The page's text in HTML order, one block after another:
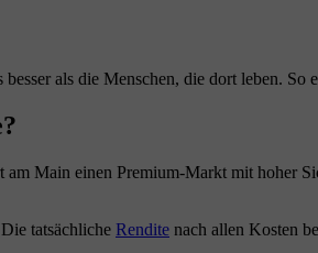
als die Menschen, die dort leben. So
Main einen Premium-Markt mit hoher
tatsächliche Rendite nach allen Kosten